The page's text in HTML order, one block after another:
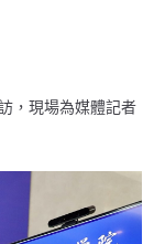
，現場為媒體記者